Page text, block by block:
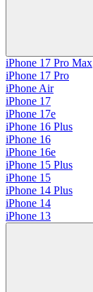
iPhone 17 Pro Max
iPhone 17 Pro
iPhone Air
iPhone 17
iPhone 17e
iPhone 16 Plus
iPhone 16
iPhone 16e
iPhone 15 Plus
iPhone 15
iPhone 14 Plus
iPhone 14
iPhone 13